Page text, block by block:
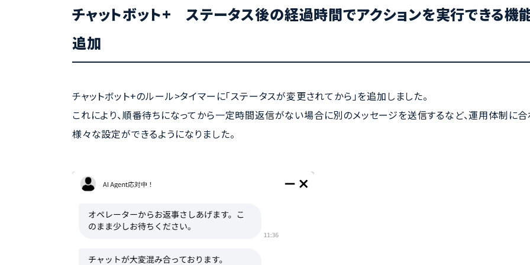
チャットボット+ ステータス後の経過時間でアクションを実行できる機
追加
チャットボット+のルール>タイマーに「ステータスが変更されてから」を追加しました。
これにより、順番待ちになってから一定時間返信がない場合に別のメッセージを送信するなど、運用体制に
様々な設定ができるようになりました。